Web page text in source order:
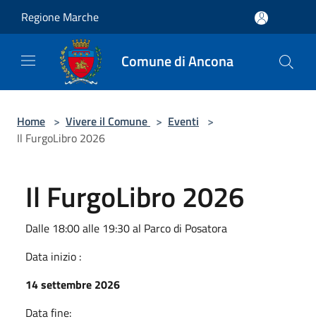
Regione Marche
Comune di Ancona
Home > Vivere il Comune > Eventi >
Il FurgoLibro 2026
Il FurgoLibro 2026
Dalle 18:00 alle 19:30 al Parco di Posatora
Data inizio :
14 settembre 2026
Data fine: